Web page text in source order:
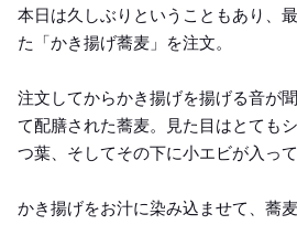
本日は久しぶりということもあり、
た「かき揚げ蕎麦」を注文。
注文してからかき揚げを揚げる音が
て配膳された蕎麦。見た目はとても
つ葉、そしてその下に小エビが入って
かき揚げをお汁に染み込ませて、蕎